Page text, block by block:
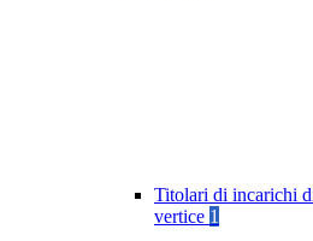
Titolari di incarichi
vertice 1